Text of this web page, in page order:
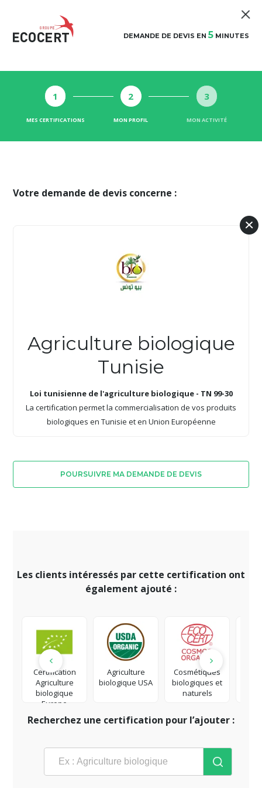
DEMANDE DE DEVIS EN5MINUTES
1
MES CERTIFICATIONS
2
MON PROFIL
3
MON ACTIVITÉ
Votre demande de devis concerne :
Agriculture biologique
Tunisie
Loi tunisienne de l'agriculture biologique - TN 99-30
La certification permet la commercialisation de vos produits
biologiques en Tunisie et en Union Européenne
POURSUIVRE MA DEMANDE DE DEVIS
Les clients intéressés par cette certification ont
également ajouté :
Certification
Agriculture
biologique
Europe
Agriculture
biologique USA
Cosmétiques
biologiques et
naturels
Recherchez une certification pour l’ajouter :